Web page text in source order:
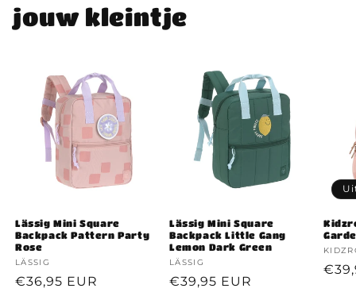
jouw kleintje
Lässig Mini Square
Backpack Pattern Party
Rose
Verkoper:
LÄSSIG
Normale
€36,95 EUR
Lässig Mini Square
Backpack Little Gang
Lemon Dark Green
Verkoper:
LÄSSIG
Normale
€39,95 EUR